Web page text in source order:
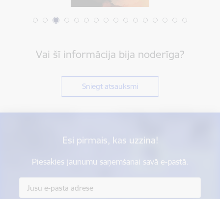
Vai šī informācija bija noderīga?
Sniegt atsauksmi
Esi pirmais, kas uzzina!
Piesakies jaunumu saņemšanai savā e-pastā.